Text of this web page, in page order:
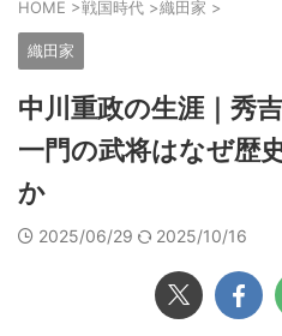
HOME >戦国時代 >織田家 >
織田家
中川重政の生涯｜秀
一門の武将はなぜ歴
か
2025/06/29 2025/10/16